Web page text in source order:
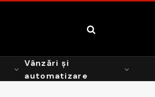
Vânzări și
automatizare